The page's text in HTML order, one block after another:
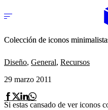
inicio
nosotros
Colección de iconos
Diseño, General, Recursos
29 marzo 2011
Si estas cansado de ver iconos